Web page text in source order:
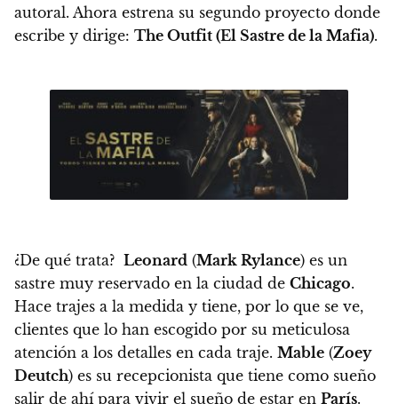
autoral. Ahora estrena su segundo proyecto donde
escribe y dirige: The Outfit (El Sastre de la Mafia).
¿De qué trata? Leonard (Mark Rylance) es un
sastre muy reservado en la ciudad de Chicago.
Hace trajes a la medida y tiene, por lo que se ve,
clientes que lo han escogido por su meticulosa
atención a los detalles en cada traje. Mable (Zoey
Deutch) es su recepcionista que tiene como sueño
salir de ahí para vivir el sueño de estar en París.